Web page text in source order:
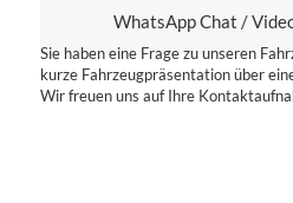
WhatsApp Chat /
Sie haben eine Frage zu unseren
kurze Fahrzeugpräsentation über
Wir freuen uns auf Ihre